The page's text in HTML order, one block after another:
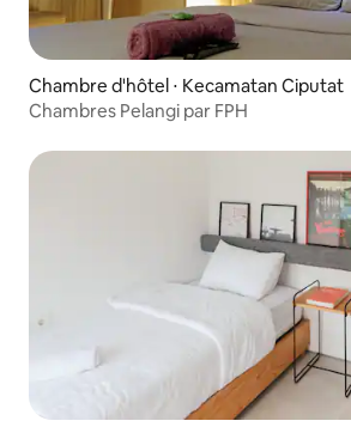
Chambre d'hôtel ⋅ Kecamatan Ciputat
Chambres Pelangi par FPH